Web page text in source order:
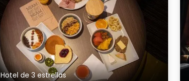
Hotel de 3 estrellas